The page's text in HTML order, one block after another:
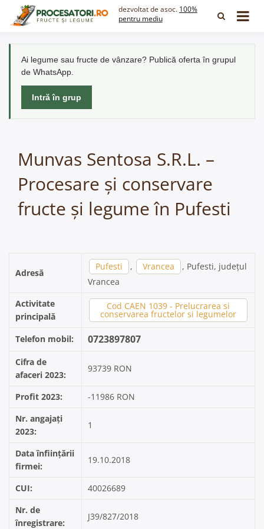
dezvoltat de asoc. 100%
pentru mediu
Ai legume sau fructe de vânzare? Publică oferta în grupul
de WhatsApp.
Intră în grup
Munvas Sentosa S.R.L. –
Procesare și conservare
fructe și legume în Pufesti
Adresă
Pufesti , Vrancea
, Pufesti, județul
Vrancea
Activitate
principală
Cod CAEN 1039 - Prelucrarea si
conservarea fructelor si legumelor
Telefon mobil: 0723897807
Cifra de
afaceri 2023:
93739 RON
Profit 2023:
-11986 RON
Nr. angajați
2023:
1
Data înființării
firmei:
19.10.2018
CUI:
40026689
Nr. de
înregistrare:
J39/827/2018